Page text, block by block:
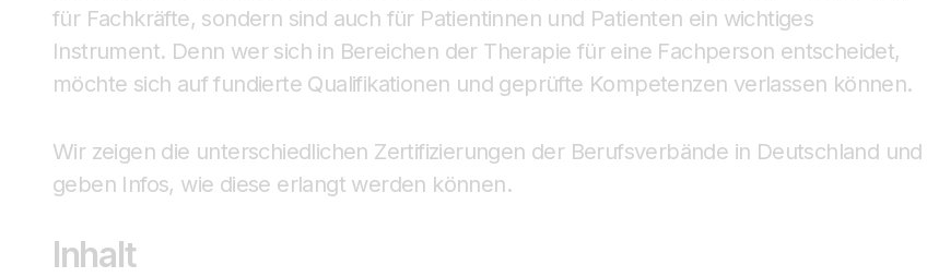
für Fachkräfte, sondern sind auch für Patientinnen und Patienten ein wichtiges
Instrument. Denn wer sich in Bereichen der Therapie für eine Fachperson entscheidet,
möchte sich auf fundierte Qualifikationen und geprüfte Kompetenzen verlassen können.
Wir zeigen die unterschiedlichen Zertifizierungen der Berufsverbände in Deutschland und
geben Infos, wie diese erlangt werden können.
Inhalt